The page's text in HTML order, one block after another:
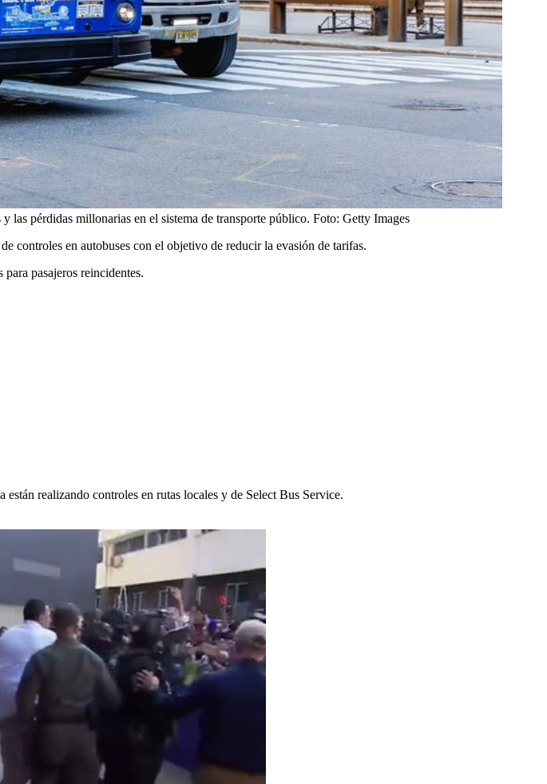
las pérdidas millonarias en el sistema de transporte público. Foto: Getty Images
controles en autobuses con el objetivo de reducir la evasión de tarifas.
pasajeros reincidentes.
realizando controles en rutas locales y de Select Bus Service.